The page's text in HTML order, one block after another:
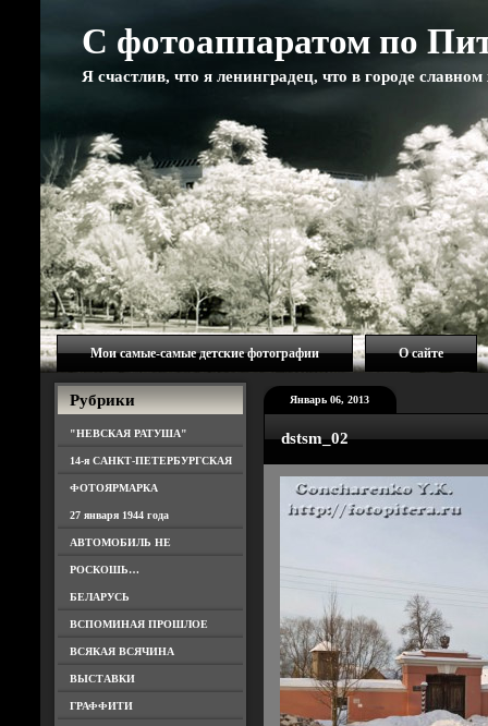
С фотоаппаратом по
Я счастлив, что я ленинградец, что в городе
Мои самые-самые детские фотографии О сайте
Рубрики
"НЕВСКАЯ РАТУША"
14-я САНКТ-ПЕТЕРБУРГСКАЯ
ФОТОЯРМАРКА
27 января 1944 года
АВТОМОБИЛЬ НЕ
РОСКОШЬ…
БЕЛАРУСЬ
ВСПОМИНАЯ ПРОШЛОЕ
ВСЯКАЯ ВСЯЧИНА
ВЫСТАВКИ
ГРАФФИТИ
Январь 06, 2013
dstsm_02